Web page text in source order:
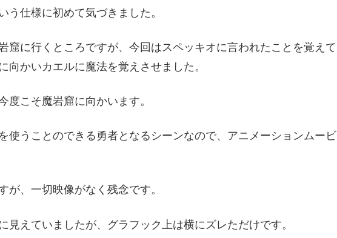
う仕様に初めて気づきました。
窟に行くところですが、今回はスペッキオに言われたことを覚えて
向かいカエルに魔法を覚えさせました。
度こそ魔岩窟に向かいます。
使うことのできる勇者となるシーンなので、アニメーションムービ
が、一切映像がなく残念です。
見えていましたが、グラフック上は横にズレただけです。